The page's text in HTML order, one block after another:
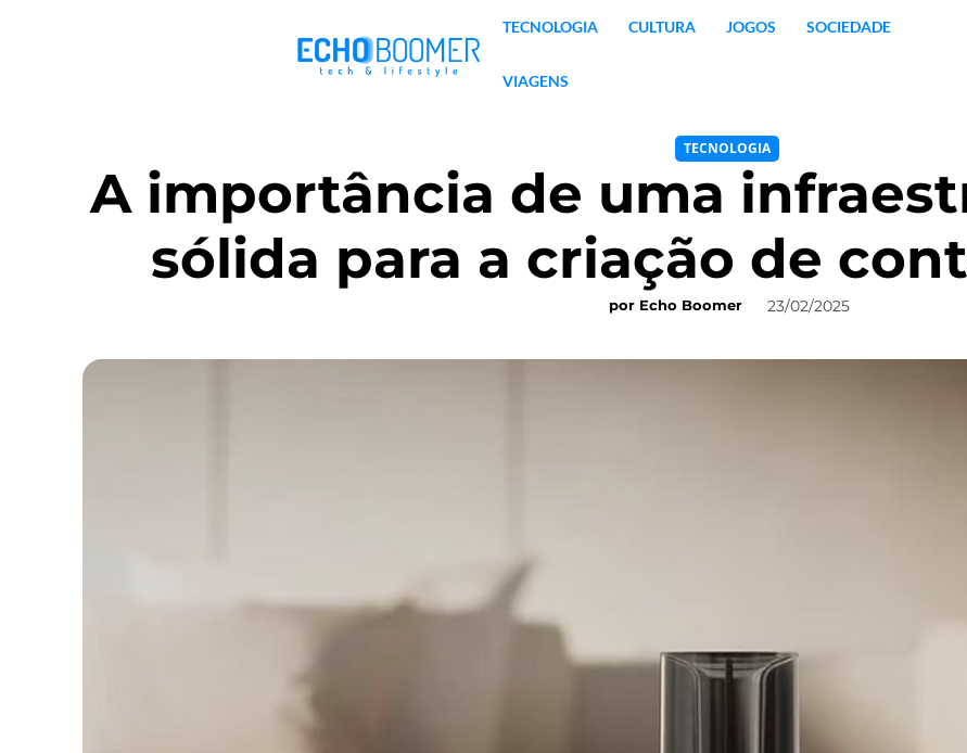
TECNOLOGIA CULTURA JOGOS SOCIEDADE
VIAGENS
TECNOLOGIA
A importância de uma
sólida para a criação de
por Echo Boomer 23/02/2025